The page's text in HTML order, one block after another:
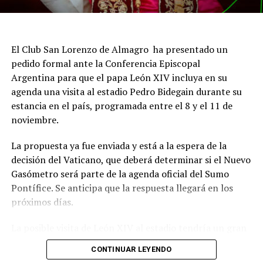
El Club San Lorenzo de Almagro ha presentado un
pedido formal ante la Conferencia Episcopal
Argentina para que el papa León XIV incluya en su
agenda una visita al estadio Pedro Bidegain durante su
estancia en el país, programada entre el 8 y el 11 de
noviembre.
La propuesta ya fue enviada y está a la espera de la
decisión del Vaticano, que deberá determinar si el Nuevo
Gasómetro será parte de la agenda oficial del Sumo
Pontífice. Se anticipa que la respuesta llegará en los
próximos días.
significado simbólico para San Lorenzo, dado el
histórico vínculo entre la institución y la Iglesia
CONTINUAR LEYENDO